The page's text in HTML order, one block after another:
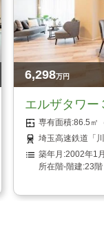
6,298万円
エルザタワー
86.5㎡
埼玉高速鉄道「
2002年1
23階